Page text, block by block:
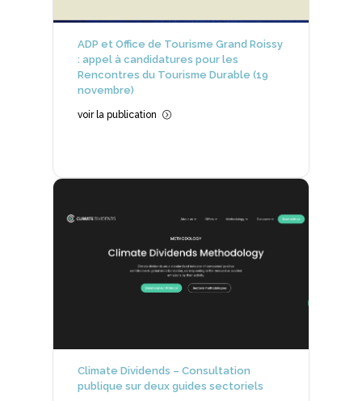
ADP et Office de Tourisme Grand Roissy
: appel à candidatures pour les
Rencontres du Tourisme Durable (19
novembre)
voir la publication =
Climate Dividends – Consultation
publique sur deux guides sectoriels